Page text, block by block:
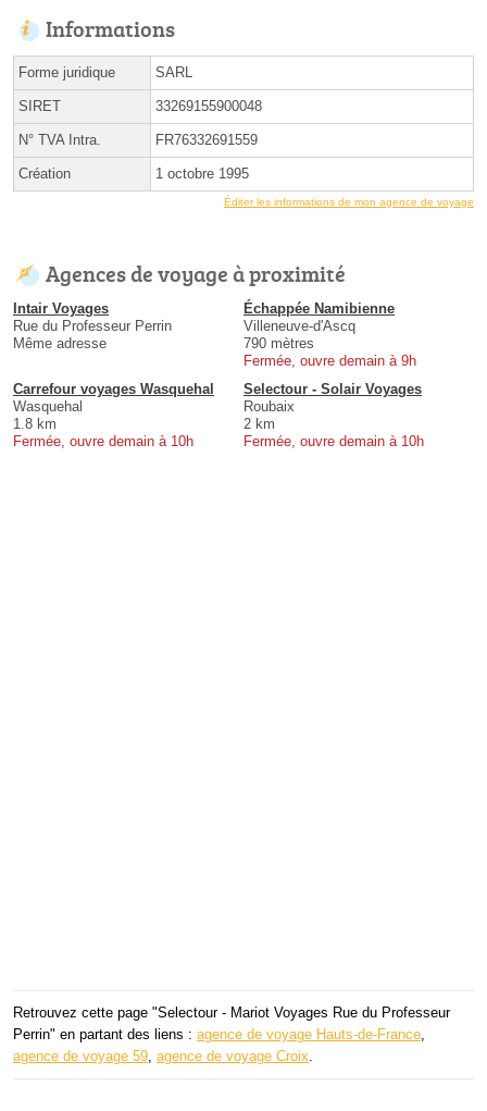
Informations
Forme juridique SARL
SIRET 33269155900048
N° TVA Intra. FR76332691559
Création 1 octobre 1995
Éditer les informations de mon agence de voyage
Agences de voyage à proximité
Intair Voyages
Rue du Professeur Perrin
Même adresse
Échappée Namibienne
Villeneuve-d'Ascq
790 mètres
Fermée, ouvre demain à 9h
Carrefour voyages Wasquehal
Wasquehal
1.8 km
Fermée, ouvre demain à 10h
Selectour - Solair Voyages
Roubaix
2 km
Fermée, ouvre demain à 10h
Retrouvez cette page "Selectour - Mariot Voyages Rue du Professeur
Perrin" en partant des liens : agence de voyage Hauts-de-France
agence de voyage 59 agence de voyage Croix